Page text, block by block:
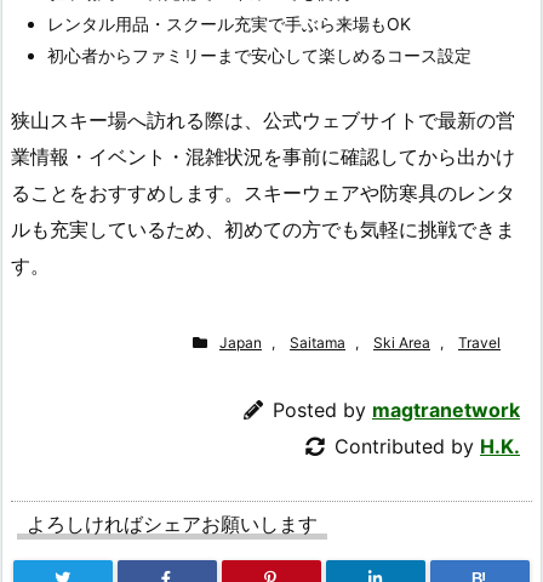
レンタル用品・スクール充実で手ぶら来場もOK
初心者からファミリーまで安心して楽しめるコース設定
狭山スキー場へ訪れる際は、公式ウェブサイトで最新の営
業情報・イベント・混雑状況を事前に確認してから出かけ
ることをおすすめします。スキーウェアや防寒具のレンタ
ルも充実しているため、初めての方でも気軽に挑戦できま
す。
Japan , Saitama , Ski Area , Travel
Posted by magtranetwork
Contributed by H.K.
よろしければシェアお願いします